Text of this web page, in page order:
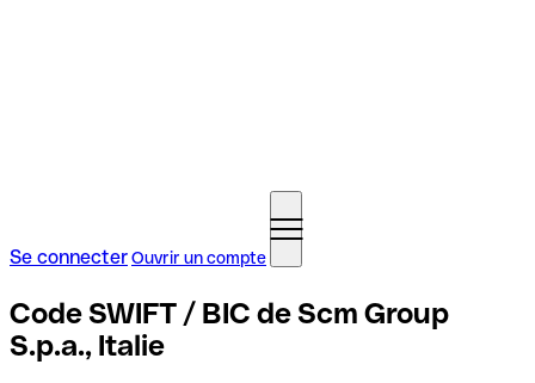
Se connecterOuvrir un compte
Code SWIFT / BIC de Scm Group
S.p.a., Italie